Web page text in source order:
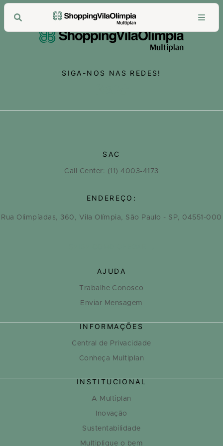
SIGA-NOS NAS REDES!
SAC
Call Center: (11) 4003-4173
ENDEREÇO:
Rua Olimpíadas, 360, Vila Olímpia, São Paulo - SP, 04551-000
AJUDA
Trabalhe Conosco
Enviar Mensagem
INFORMAÇÕES
Central de Privacidade
Conheça Multiplan
INSTITUCIONAL
A Multiplan
Inovação
Sustentabilidade
Multiplique o bem